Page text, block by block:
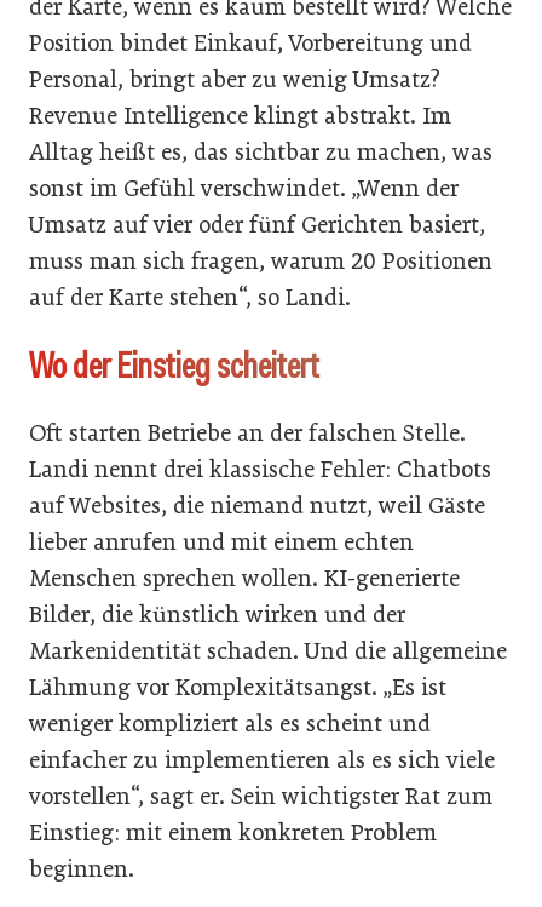
der Karte, wenn es kaum bestellt wird? Welche
Position bindet Einkauf, Vorbereitung und
Personal, bringt aber zu wenig Umsatz?
Revenue Intelligence klingt abstrakt. Im
Alltag heißt es, das sichtbar zu machen, was
sonst im Gefühl verschwindet. „Wenn der
Umsatz auf vier oder fünf Gerichten basiert,
muss man sich fragen, warum 20 Positionen
auf der Karte stehen“, so Landi.
Wo der Einstieg scheitert
Oft starten Betriebe an der falschen Stelle.
Landi nennt drei klassische Fehler: Chatbots
auf Websites, die niemand nutzt, weil Gäste
lieber anrufen und mit einem echten
Menschen sprechen wollen. KI-generierte
Bilder, die künstlich wirken und der
Markenidentität schaden. Und die allgemeine
Lähmung vor Komplexitätsangst. „Es ist
weniger kompliziert als es scheint und
einfacher zu implementieren als es sich viele
vorstellen“, sagt er. Sein wichtigster Rat zum
Einstieg: mit einem konkreten Problem
beginnen.